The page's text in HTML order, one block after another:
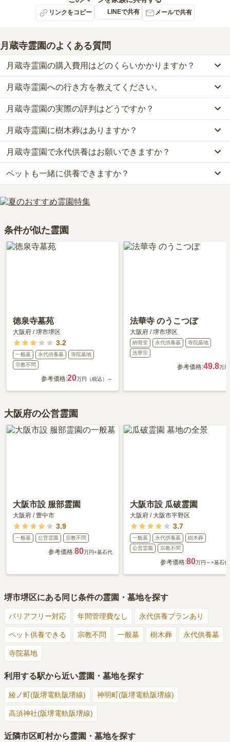
リンクをコピー LINEで共有 メールで共有
月蔵寺霊園のよくある質問
月蔵寺霊園の購入費用はどのくらいかかりますか？
月蔵寺霊園では、一般墓が約42.3万円(墓石代別)から、樹木葬が約
43.1万円から、永代供養墓が約3万円からお求めいただけます。
なお、月蔵寺霊園がある大阪府の相場は、一般墓が約82万円（墓石
代別途）、樹木葬が約76万円、永代供養墓が約57万円です。
お墓は、価格が高いものがよい、安いものが悪い、という訳ではあ
きる場所を選ぶことです。
月蔵寺霊園への行き方を教えてください。
公共交通機関の場合、南海本線「堺駅」からタクシーで約7分で
す。
車の場合、阪神高速15号堺線「住之江インター」から車で約10分で
す。
詳しいルートや地図は、本ページの「地図・交通アクセス」欄をご
月蔵寺霊園の実際の評判はどうですか？
月蔵寺霊園の口コミはまだ投稿されておりません。
口コミはあくまで一つの目安です。資料請求や現地見学を通して、
ご自身の目で雰囲気を確認してみることをおすすめします。
月蔵寺霊園に樹木葬はありますか？
はい、月蔵寺霊園には3種類の樹木葬がございます。
費用は、約43.1万円からとなっております。
月蔵寺霊園がある大阪府の樹木葬の相場価格は、約76万円です。
樹木葬について詳しく知りたい方は『樹木葬とは？費用相場・メリ
ット＆デメリット・仕組みを解説
月蔵寺霊園で永代供養はお願いできますか？
はい、月蔵寺霊園は永代供養に対応しています。
費用は、約3万円からとなっております。
月蔵寺霊園がある大阪府の永代供養墓の相場価格は、約57万円で
す。
解説！』をご覧ください。
ペットも一緒に供養できますか？
はい、月蔵寺霊園はペット供養に対応しております。
大切な家族の一員であるペットも供養できるプランをご用意してお
条件が似た霊園
徳泉寺墓苑
大阪府 /堺市堺区
3.2
一般墓 永代供養墓
寺院墓地
宗教不問
参考価格:20万円（税込）～
法華寺 のうこつぼ
大阪府 /堺市堺区
納骨堂 永代供養墓
寺院墓地
法華宗
参考価格:49.8万円
大阪府の公営霊園
大阪市設 服部霊園
大阪府 / 豊中市
3.9
一般墓 公営霊園 宗教不問
参考価格:80万円+墓石代
大阪市設 瓜破霊園
大阪府 / 大阪市平野区
3.7
一般墓 永代供養墓
樹木葬
公営霊園
宗教不問
参考価格:80万円～+墓石代
堺市堺区にある同じ条件の霊園・墓地を探す
バリアフリー対応 年間管理費なし 永代供養プランあり
ペット供養できる 宗教不問 一般墓 樹木葬 永代供養墓
寺院墓地
利用する駅から近い霊園・墓地を探す
綾ノ町(阪堺電軌阪堺線) 神明町(阪堺電軌阪堺線)
高須神社(阪堺電軌阪堺線)
近隣市区町村から霊園・墓地を探す